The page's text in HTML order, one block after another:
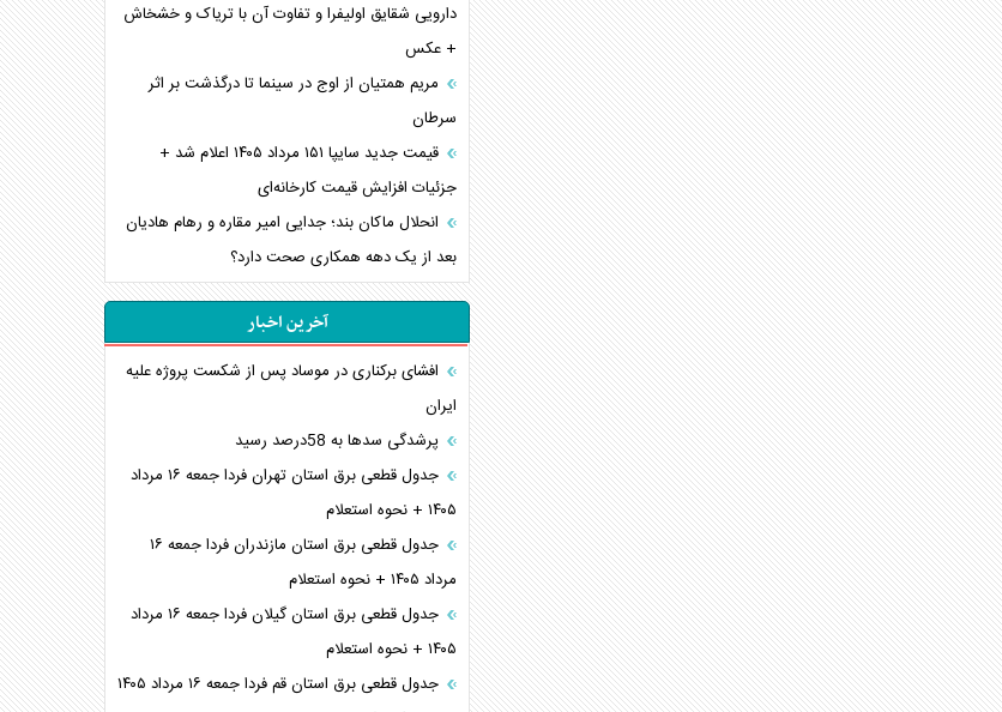
دارویی شقایق اولیفرا و تفاوت آن با تریاک و خشخاش
+ عکس
مریم همتیان از اوج در سینما تا درگذشت بر اثر
سرطان
قیمت جدید سایپا ۱۵۱ مرداد ۱۴۰۵ اعلام شد +
جزئیات افزایش قیمت کارخانه‌ای
انحلال ماکان بند؛ جدایی امیر مقاره و رهام هادیان
بعد از یک دهه همکاری صحت دارد؟
آخرین اخبار
افشای برکناری در موساد پس از شکست پروژه علیه
ایران
پرشدگی سدها به 58درصد رسید
جدول قطعی برق استان تهران فردا جمعه ۱۶ مرداد
۱۴۰۵ + نحوه استعلام
جدول قطعی برق استان مازندران فردا جمعه ۱۶
مرداد ۱۴۰۵ + نحوه استعلام
جدول قطعی برق استان گیلان فردا جمعه ۱۶ مرداد
۱۴۰۵ + نحوه استعلام
جدول قطعی برق استان قم فردا جمعه ۱۶ مرداد ۱۴۰۵